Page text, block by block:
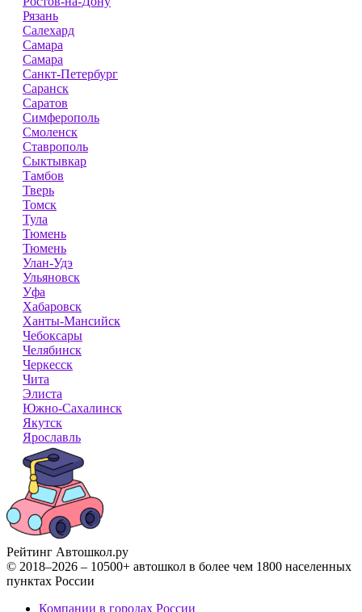
Рязань
Салехард
Самара
Самара
Санкт-Петербург
Саранск
Саратов
Симферополь
Смоленск
Ставрополь
Сыктывкар
Тамбов
Тверь
Томск
Тула
Тюмень
Тюмень
Улан-Удэ
Ульяновск
Уфа
Хабаровск
Ханты-Мансийск
Чебоксары
Челябинск
Черкесск
Чита
Элиста
Южно-Сахалинск
Якутск
Ярославль
Рейтинг Автошкол.ру
© 2018–2026 – 10500+ автошкол в более чем 1800 населенных
пунктах России
Компании в городах России